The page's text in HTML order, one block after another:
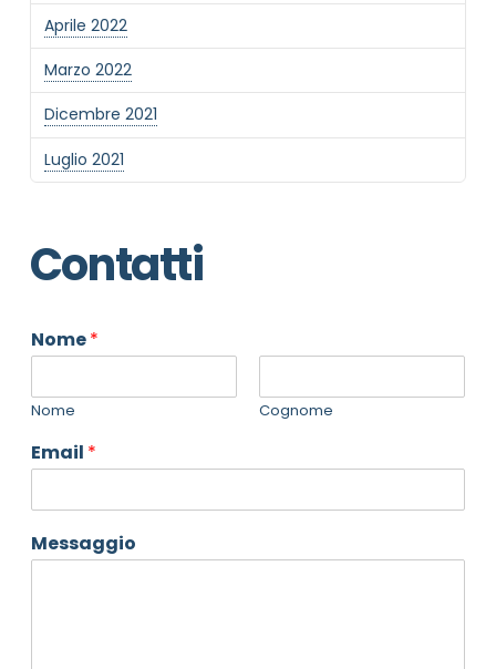
Aprile 2022
Marzo 2022
Dicembre 2021
Luglio 2021
Contatti
Nome*
Nome Cognome
Email *
Messaggio